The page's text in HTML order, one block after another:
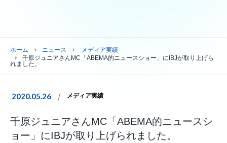
ホーム ニュース
メディア実績
千原ジュニアさんMC「ABEMA的ニュースショー」にIBJが取り上げら
れました。
2020.05.26 メディア実績
千原ジュニアさんMC「ABEMA的ニュースシ
ョー」にIBJが取り上げられました。